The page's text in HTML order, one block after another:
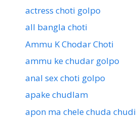
actress choti golpo
all bangla choti
Ammu K Chodar Choti
ammu ke chudar golpo
anal sex choti golpo
apake chudlam
apon ma chele chuda chudi